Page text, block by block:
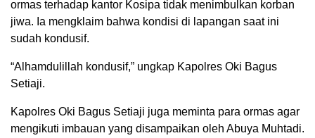
ormas terhadap kantor Kosipa tidak menimbulkan korban
jiwa. Ia mengklaim bahwa kondisi di lapangan saat ini
sudah kondusif.
“Alhamdulillah kondusif,” ungkap Kapolres Oki Bagus
Setiaji.
Kapolres Oki Bagus Setiaji juga meminta para ormas agar
mengikuti imbauan yang disampaikan oleh Abuya Muhtadi.